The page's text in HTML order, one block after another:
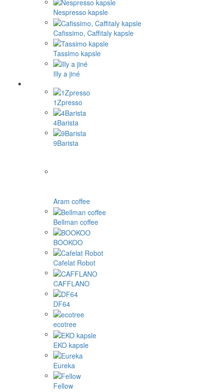
Nespresso kapsle
Cafissimo, Caffitaly kapsle
Tassimo kapsle
Illy a jiné
1Zpresso
4Barista
9Barista
Aram coffee
Bellman coffee
BOOKOO
Cafelat Robot
CAFFLANO
DF64
ecotree
EKO kapsle
Eureka
Fellow